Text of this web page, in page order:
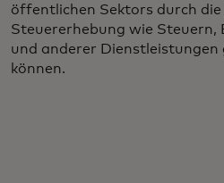
öffentlichen Sektors durch
Steuererhebung wie Steuern,
und anderer
können.